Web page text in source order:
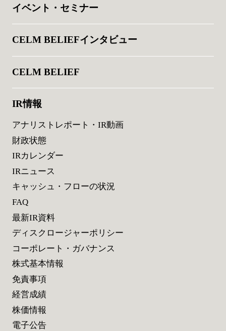
イベント・セミナー
CELM BELIEFインタビュー
CELM BELIEF
IR情報
アナリストレポート・IR動画
財政状態
IRカレンダー
IRニュース
キャッシュ・フローの状況
FAQ
最新IR資料
ディスクロージャーポリシー
コーポレート・ガバナンス
株式基本情報
免責事項
経営成績
株価情報
電子公告